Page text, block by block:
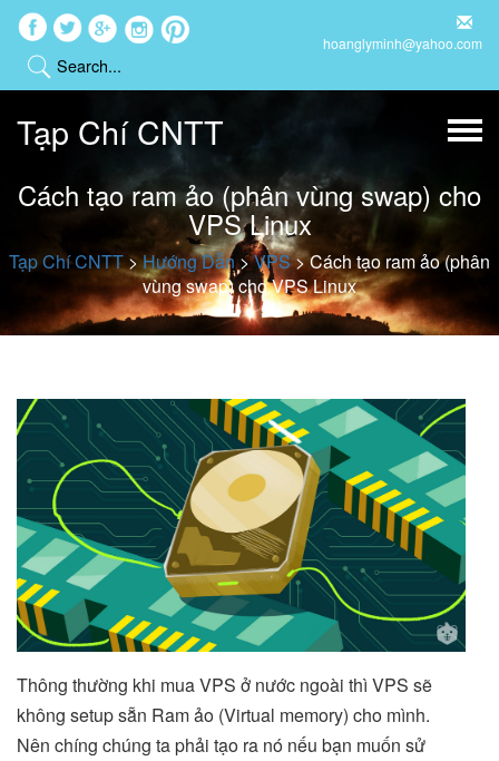
hoanglyminh@yahoo.com
Tạp Chí CNTT
Cách tạo ram ảo (phân vùng swap) cho
VPS Linux
Tạp Chí CNTT>Hướng Dẫn>VPS>Cách tạo ram ảo (phân
vùng swap) cho VPS Linux
Thông thường khi mua VPS ở nước ngoài thì VPS sẽ
không setup sẵn Ram ảo (Virtual memory) cho mình.
Nên chíng chúng ta phải tạo ra nó nếu bạn muốn sử